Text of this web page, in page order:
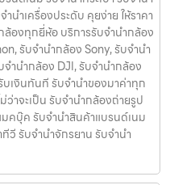
นําเครื่องประดับ คุยง่าย ให้ราคา
องทุกยี่ห้อ บริการรับจำนำกล้อง
รับจำนำกล้อง Sony, รับจำนำ
ำนำกล้อง DJI, รับจำนำกล้อง
บเงินทันที รับจำนำของมาค่าทุก
าจะเป็น รับจํานํากล้องถ่ายรูป
มคบุ๊ค รับจํานําสินค้าแบรนด์เนม
วี รับจํานําจักรยาน รับจํานํา